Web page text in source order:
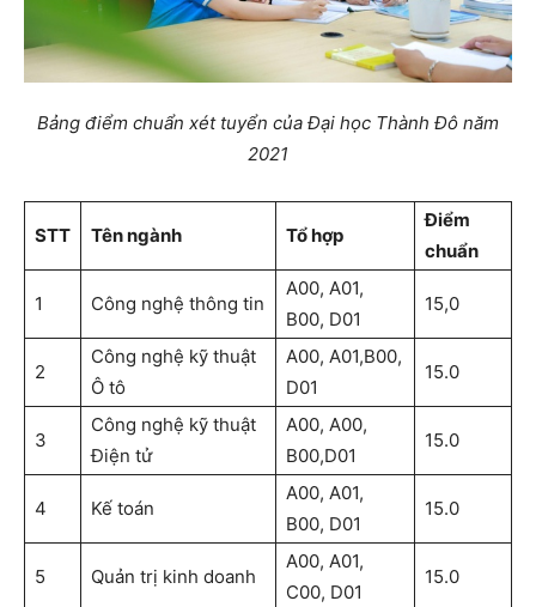
Bảng điểm chuẩn xét tuyển của Đại học Thành Đô năm
2021
STT Tên ngành Tổ hợp
Điểm
chuẩn
1 Công nghệ thông tin
A00, A01,
B00, D01
15,0
2
Công nghệ kỹ thuật
Ô tô
A00, A01,B00,
D01
15.0
3
Công nghệ kỹ thuật
Điện tử
A00, A00,
B00,D01
15.0
4 Kế toán
A00, A01,
B00, D01
15.0
5 Quản trị kinh doanh
A00, A01,
C00, D01
15.0